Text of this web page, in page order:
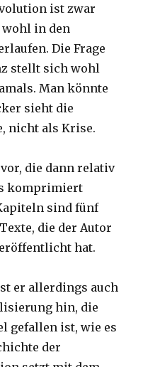
ist zwar
in den
Die Frage
stellt sich wohl
Man könnte
sieht die
nicht als Krise.
die dann relativ
komprimiert
sind fünf
die der Autor
hat.
er allerdings auch
hin, die
gefallen ist, wie es
der